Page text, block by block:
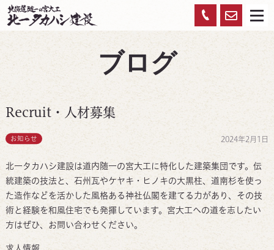
メ
0120-
ブログ
Recruit・人材募集
お知らせ 2024年2月1日
北一タカハシ建設は道内随一の宮大工に特化した建築集団です。伝
統建築の技法と、石州瓦やケヤキ・ヒノキの大黒柱、道南杉を使っ
た造作などを活かした風格ある神社仏閣を建てる力があり、その技
術と経験を和風住宅でも発揮しています。宮大工への道を志したい
方はぜひ、お問い合わせください。